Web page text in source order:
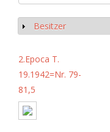
Show
Besitzer
2.Epoca T.
19.1942=Nr. 79-
81,5